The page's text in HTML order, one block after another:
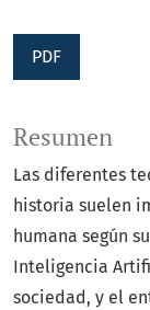
PDF
Resumen
Las diferentes
historia suelen
humana según
Inteligencia
sociedad, y el